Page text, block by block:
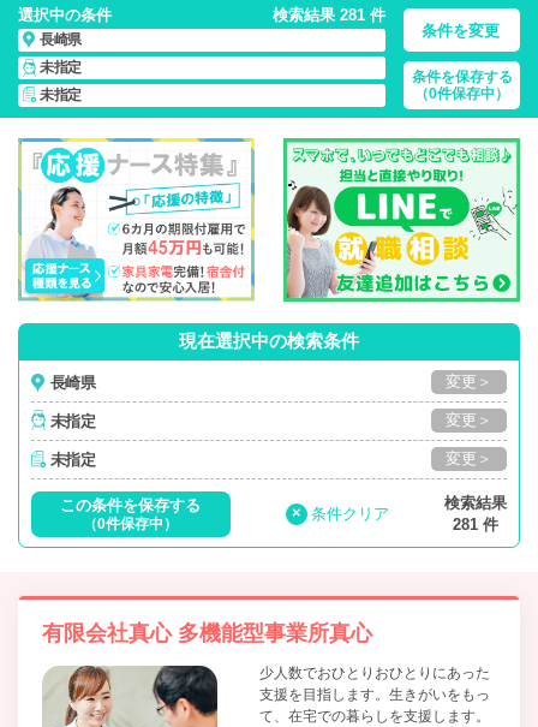
選択中の条件 検索結果 281 件
長崎県
未指定
未指定
条件を変更
条件を保存する
（0件保存中）
長崎県/正社員・パート・応援ナース・派遣の 看護師求人・派
遣・転職・募集一覧
現在選択中の検索条件
長崎県 変更＞
未指定 変更＞
未指定 変更＞
この条件を保存する
（0件保存中）
× 条件クリア
検索結果
281 件
有限会社真心 多機能型事業所真心
少人数でおひとりおひとりにあった
支援を目指します。生きがいをもっ
て、在宅での暮らしを支援します。